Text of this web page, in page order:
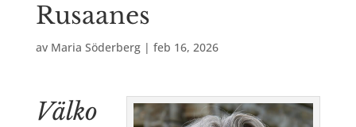
Rusaanes
av Maria Söderberg| feb 16, 2026
Välko